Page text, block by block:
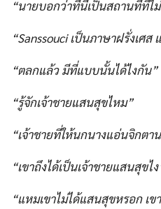
“นายบอกว่าที่นี่เป็นสถานที่ที่ไ
“Sanssouci เป็นภาษาฝรั่งเศส
“ตลกแล้ว มีที่แบบนั้นได้ไงกัน”
“รู้จักเจ้าชายแสนสุขไหม”
“เจ้าชายที่ให้นกนางแอ่นจิกตา
“เขาถึงได้เป็นเจ้าชายแสนสุขไ
“แหมเขาไม่ได้แสนสุขหรอก เ